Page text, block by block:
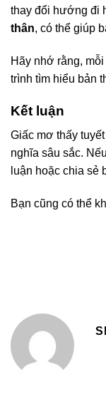
thay đổi hướng đi
thân, có thể giúp
Hãy nhớ rằng,
trình tìm hiểu bản
Kết luận
Giấc mơ thấy
nghĩa sâu sắc.
luận hoặc chia sẻ
Bạn cũng có thể